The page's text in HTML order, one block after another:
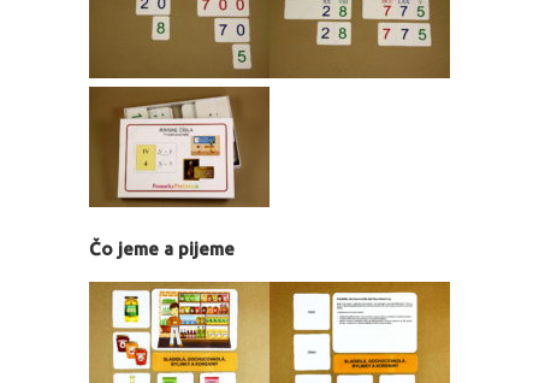
Čo jeme a pijeme